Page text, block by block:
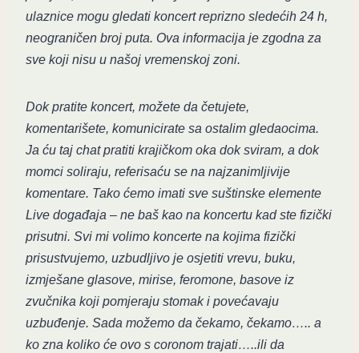
ulaznice mogu gledati koncert reprizno sledećih 24 h,
neograničen broj puta. Ova informacija je zgodna za
sve koji nisu u našoj vremenskoj zoni.
Dok pratite koncert, možete da četujete,
komentarišete, komunicirate sa ostalim gledaocima.
Ja ću taj chat pratiti krajičkom oka dok sviram, a dok
momci soliraju, referisaću se na najzanimljivije
komentare. Tako ćemo imati sve suštinske elemente
Live događaja – ne baš kao na koncertu kad ste fizički
prisutni. Svi mi volimo koncerte na kojima fizički
prisustvujemo, uzbudljivo je osjetiti vrevu, buku,
izmješane glasove, mirise, feromone, basove iz
zvučnika koji pomjeraju stomak i povećavaju
uzbuđenje. Sada možemo da čekamo, čekamo….. a
ko zna koliko će ovo s coronom trajati…..ili da